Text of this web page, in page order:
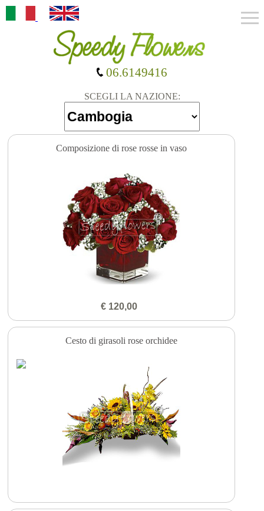
SCEGLI LA NAZIONE:
06.6149416
Composizione di rose rosse in vaso
€ 120,00
Cesto di girasoli rose orchidee